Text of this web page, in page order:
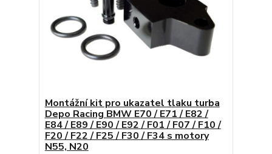
Montážní kit pro ukazatel tlaku turba
Depo Racing BMW E70 / E71 / E82 /
E84 / E89 / E90 / E92 / F01 / F07 / F10 /
F20 / F22 / F25 / F30 / F34 s motory
N55, N20